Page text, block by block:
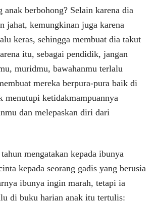
anak berbohong? Selain karena dia
jahat, kemungkinan juga karena
keras, sehingga membuat dia takut
itu, sebagai pendidik, jangan
muridmu, bawahanmu terlalu
mereka berpura-pura baik di
menutupi ketidakmampuannya
dan melepaskan diri dari
mengatakan kepada ibunya
kepada seorang gadis yang berusia
ibunya ingin marah, tetapi ia
di buku harian anak itu tertulis: